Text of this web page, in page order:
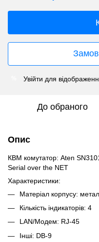
Увійти для
До обраного
Опис
КВМ комутатор: Aten
Serial over the NET
Характеристики:
Матеріал корпусу: метал
Кількість індикаторів: 4
LAN/Модем: RJ-45
Інші: DB-9